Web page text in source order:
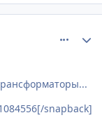
snapback]